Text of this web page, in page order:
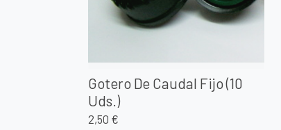
Gotero De Caudal Fijo (10
Uds.)
2,50 €